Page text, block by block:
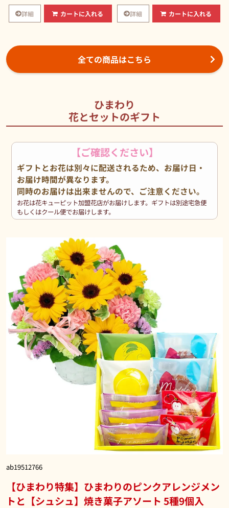
詳細 カートに入れる 詳細 カートに入れる
全ての商品はこちら
ひまわり
花とセットのギフト
【ご確認ください】
ギフトとお花は別々に配送されるため、お届け日・
お届け時間が異なります。
同時のお届けは出来ませんので、ご注意ください。
お花は花キューピット加盟花店がお届けします。ギフトは別途宅急便
もしくはクール便でお届けします。
ab19512766
【ひまわり特集】ひまわりのピンクアレンジメン
トと【シュシュ】焼き菓子アソート 5種9個入